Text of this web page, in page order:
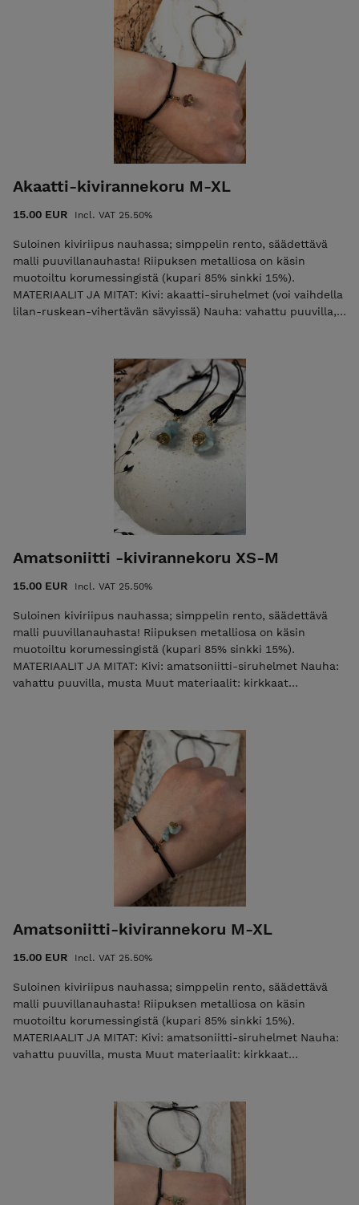
cm) Huomaathan valita tarpeeksi suuren koon, että saat
pujotettua korun kämmenesi läpi. Saatavilla myös
suurempana, M-XL-kokoisena max n. 28 cm. Tarvittaessa
valmistan korun pienemmässä tai suuremmassa koossa, se
onnistuu kyllä! Kirjoitathan siinä tapauksessa sinulle sopivan
pituuden kysymyskenttään. Jokainen koru on yksilöllinen!
Jos korua ei ole valmiina varastossa, valmistan korun
pikimmiten sinulle. Toimitus saattaa kestää 1-2 päivää
enemmän kuin normaalisti. POSTITUSMAKSU LISÄTÄÄN
LOPPUSUMMAAN KASSALLA (ajantasainen postitusmaksun
Akaatti-kivirannekoru M-XL
15.00 EUR Incl. VAT 25.50%
Suloinen kiviriipus nauhassa; simppelin rento, säädettävä
malli puuvillanauhasta! Riipuksen metalliosa on käsin
muotoiltu korumessingistä (kupari 85% sinkki 15%).
MATERIAALIT JA MITAT: Kivi: akaatti-siruhelmet (voi vaihdella
lilan-ruskean-vihertävän sävyissä) Nauha: vahattu puuvilla,
Rannekkeen koko: M-XL (säädettävä, max n. 28 cm)
Huomaathan valita tarpeeksi suuren koon, että saat
pujotettua korun kämmenesi läpi. Saatavilla myös
pienempänä, XS-M -kokoisena max n. 23 cm. Tarvittaessa
valmistan korun pienemmässä tai suuremmassa koossa, se
onnistuu kyllä! Kirjoitathan siinä tapauksessa sinulle sopivan
pituuden kysymyskenttään. Jokainen koru on yksilöllinen!
Jos korua ei ole valmiina varastossa, valmistan korun
pikimmiten sinulle. Toimitus saattaa kestää 1-2 päivää
enemmän kuin normaalisti. POSTITUSMAKSU LISÄTÄÄN
LOPPUSUMMAAN KASSALLA (ajantasainen postitusmaksun
Amatsoniitti -kivirannekoru XS-M
15.00 EUR Incl. VAT 25.50%
Suloinen kiviriipus nauhassa; simppelin rento, säädettävä
malli puuvillanauhasta! Riipuksen metalliosa on käsin
muotoiltu korumessingistä (kupari 85% sinkki 15%).
MATERIAALIT JA MITAT: Kivi: amatsoniitti-siruhelmet Nauha:
vahattu puuvilla, musta Muut materiaalit: kirkkaat
cm) Huomaathan valita tarpeeksi suuren koon, että saat
pujotettua korun kämmenesi läpi. Saatavilla myös
suurempana, M-XL-kokoisena max n. 28 cm. Tarvittaessa
valmistan korun pienemmässä tai suuremmassa koossa, se
onnistuu kyllä! Kirjoitathan siinä tapauksessa sinulle sopivan
pituuden kysymyskenttään. Jokainen koru on yksilöllinen!
Jos korua ei ole valmiina varastossa, valmistan korun
pikimmiten sinulle. Toimitus saattaa kestää 1-2 päivää
enemmän kuin normaalisti. POSTITUSMAKSU LISÄTÄÄN
LOPPUSUMMAAN KASSALLA (ajantasainen postitusmaksun
Amatsoniitti-kivirannekoru M-XL
15.00 EUR Incl. VAT 25.50%
Suloinen kiviriipus nauhassa; simppelin rento, säädettävä
malli puuvillanauhasta! Riipuksen metalliosa on käsin
muotoiltu korumessingistä (kupari 85% sinkki 15%).
MATERIAALIT JA MITAT: Kivi: amatsoniitti-siruhelmet Nauha:
vahattu puuvilla, musta Muut materiaalit: kirkkaat
cm) Huomaathan valita tarpeeksi suuren koon, että saat
pujotettua korun kämmenesi läpi. Saatavilla myös
pienempänä, XS-M -kokoisena max n. 23 cm. Tarvittaessa
valmistan korun pienemmässä tai suuremmassa koossa, se
onnistuu kyllä! Kirjoitathan siinä tapauksessa sinulle sopivan
pituuden kysymyskenttään. Jokainen koru on yksilöllinen!